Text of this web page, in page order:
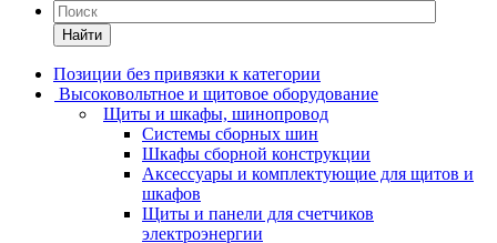
Найти
Позиции без привязки к категории
Высоковольтное и щитовое оборудование
Щиты и шкафы, шинопровод
Системы сборных шин
Шкафы сборной конструкции
Аксессуары и комплектующие для щитов и
шкафов
Щиты и панели для счетчиков
электроэнергии